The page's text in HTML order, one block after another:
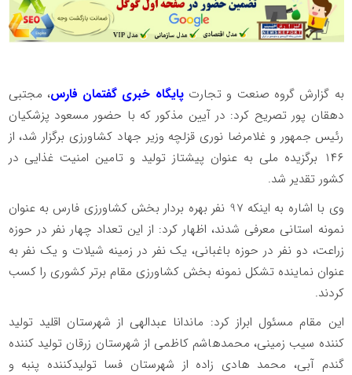
به گزارش گروه صنعت و تجارت پایگاه خبری گفتمان فارس، مجتبی
دهقان پور تصریح کرد: در آیین مذکور که با حضور مسعود پزشکیان
رئیس جمهور و غلامرضا نوری قزلچه وزیر جهاد کشاورزی برگزار شد، از
۱۴۶ برگزیده ملی به عنوان پیشتاز تولید و تامین امنیت غذایی در
کشور تقدیر شد.
وی با اشاره به اینکه 97 نفر بهره بردار بخش کشاورزی فارس به عنوان
نمونه استانی معرفی شدند، اظهار کرد: از این تعداد چهار نفر در حوزه
زراعت، دو نفر در حوزه باغبانی، یک نفر در زمینه شیلات و یک نفر به
عنوان نماینده تشکل نمونه بخش کشاورزی مقام برتر کشوری را کسب
کردند.
این مقام مسئول ابراز کرد: ماندانا عبدالهی از شهرستان اقلید تولید
کننده سیب زمینی، محمدهاشم کاظمی از شهرستان زرقان تولید کننده
گندم آبی، محمد هادی زاده از شهرستان فسا تولیدکننده پنبه و